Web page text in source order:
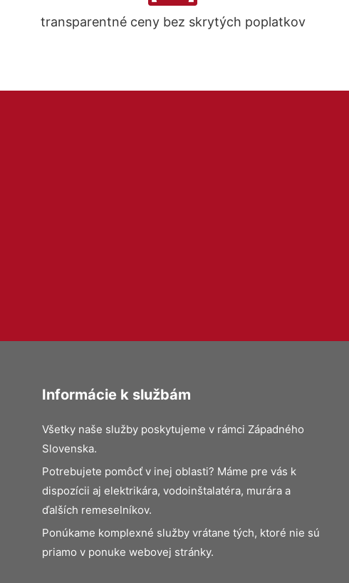
transparentné ceny bez skrytých poplatkov
Informácie k službám
Všetky naše služby poskytujeme v rámci Západného
Slovenska.
Potrebujete pomôcť v inej oblasti? Máme pre vás k
dispozícii aj elektrikára, vodoinštalatéra, murára a
ďalších remeselníkov.
Ponúkame komplexné služby vrátane tých, ktoré nie sú
priamo v ponuke webovej stránky.